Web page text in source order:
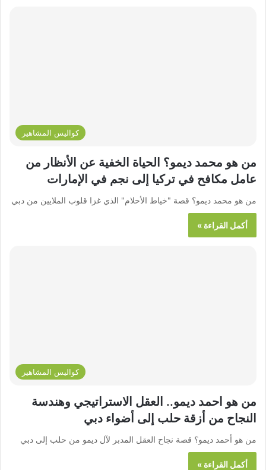
كواليس المشاهير
من هو محمد ديمو؟ الحياة الخفية عن الأنظار من
عامل مكافح في تركيا إلى نجم في الإمارات
من هو محمد ديمو؟ قصة "خياط الأحلام" الذي غزا قلوب الملايين من دبي
أكمل القراءة »
كواليس المشاهير
من هو احمد ديمو.. العقل الاستراتيجي وهندسة
النجاح من أزقة حلب إلى أضواء دبي
من هو أحمد ديمو؟ قصة نجاح العقل المدبر لآل ديمو من حلب إلى دبي
أكمل القراءة »